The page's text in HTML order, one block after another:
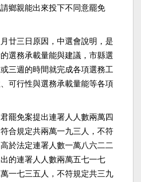
鄉親能出來投下不同意罷免
廿三日原因，中選會說明，是
選務承載量能與建議，市縣選
三週的時間就完成各項選務工
可行性與選務承載量能等各項
罷免案提出連署人人數兩萬四
合規定共兩萬一九三人，不符
於法定連署人數一萬八六二二
的連署人人數兩萬五七一七
一七三五人，不符規定共三九